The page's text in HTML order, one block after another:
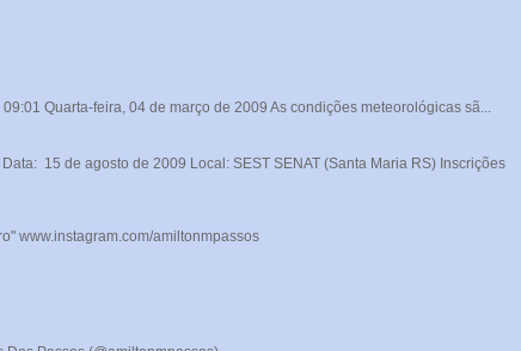
Quarta-feira, 04 de março de 2009 As condições meteorológicas sã...
15 de agosto de 2009 Local: SEST SENAT (Santa Maria RS) Inscrições
www.instagram.com/amiltonmpassos